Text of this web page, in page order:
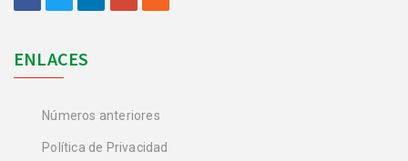
ENLACES
Números anteriores
Política de Privacidad